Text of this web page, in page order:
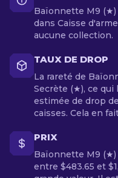
Baïonnette M9
dans Caisse
aucune collection.
TAUX DE DROP
La rareté de
Secrète (★), ce
estimée de drop
caisses. Cela en
PRIX
Baïonnette M9
entre $483.65 et